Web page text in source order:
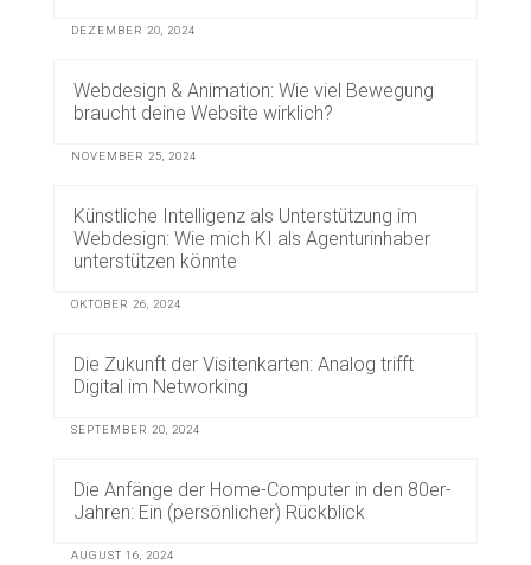
DEZEMBER 20, 2024
Webdesign & Animation: Wie viel Bewegung
braucht deine Website wirklich?
NOVEMBER 25, 2024
Künstliche Intelligenz als Unterstützung im
Webdesign: Wie mich KI als Agenturinhaber
unterstützen könnte
OKTOBER 26, 2024
Die Zukunft der Visitenkarten: Analog trifft
Digital im Networking
SEPTEMBER 20, 2024
Die Anfänge der Home-Computer in den 80er-
Jahren: Ein (persönlicher) Rückblick
AUGUST 16, 2024